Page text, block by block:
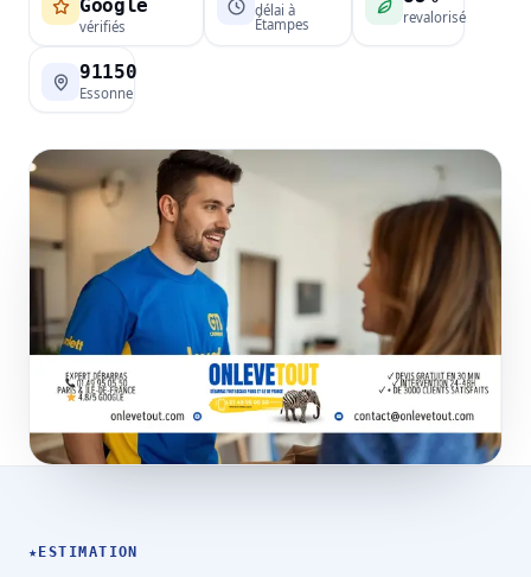
Google
vérifiés
délai à
Étampes
revalorisé
91150
Essonne
★ ESTIMATION